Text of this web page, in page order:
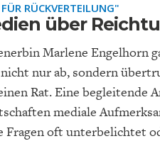
DAS
GELDPOLITIK
RÜCKVERTEILUNG"
über
Marlene Engelhorn
nur ab, sondern
Rat. Eine begleitende
mediale
Fragen oft unterbelichtet